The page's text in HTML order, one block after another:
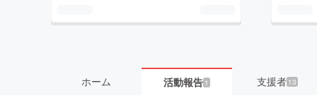
ホーム 活動報告 1 支援者 13